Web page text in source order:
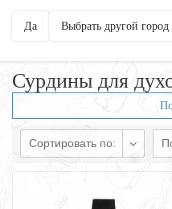
Да Выбрать другой город
Главная Духовые
Сурдины для
Сортировать по: